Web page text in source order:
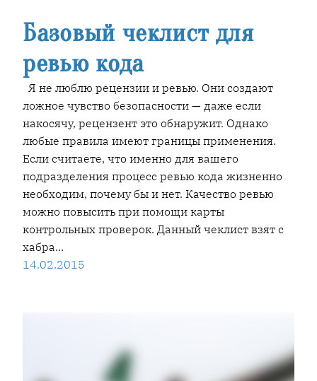
Базовый чеклист для
ревью кода
Я не люблю рецензии и ревью. Они создают
ложное чувство безопасности — даже если
накосячу, рецензент это обнаружит. Однако
любые правила имеют границы применения.
Если считаете, что именно для вашего
подразделения процесс ревью кода жизненно
необходим, почему бы и нет. Качество ревью
можно повысить при помощи карты
контрольных проверок. Данный чеклист взят с
хабра…
14.02.2015